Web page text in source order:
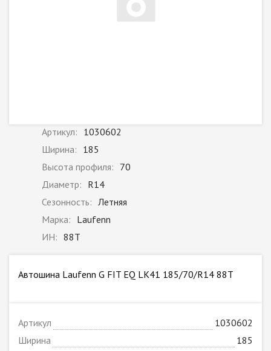
Артикул: 1030602
Ширина: 185
Высота профиля: 70
Диаметр: R14
Сезонность: Летняя
Марка: Laufenn
ИН: 88T
Автошина Laufenn G FIT EQ LK41 185/70/R14 88T
Артикул
1030602
Ширина
185